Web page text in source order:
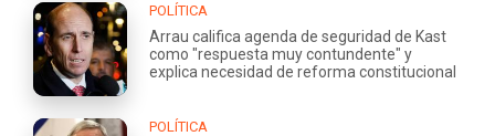
POLÍTICA
Arrau califica agenda de seguridad de Kast
como "respuesta muy contundente" y
explica necesidad de reforma constitucional
POLÍTICA